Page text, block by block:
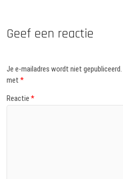
Geef een reactie
Je e-mailadres wordt niet gepubliceerd.
met*
Reactie*